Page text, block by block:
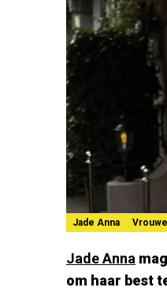
Jade Anna
Jade Anna
om haar best